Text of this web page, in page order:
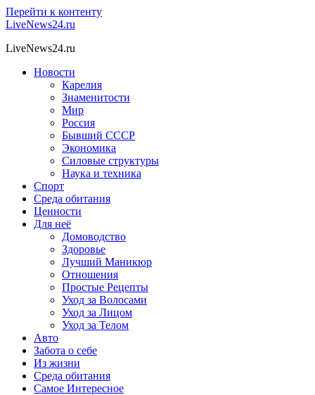
Перейти к контенту
LiveNews24.ru
LiveNews24.ru
Новости
Карелия
Знаменитости
Мир
Россия
Бывший СССР
Экономика
Силовые структуры
Наука и техника
Спорт
Среда обитания
Ценности
Для неё
Домоводство
Здоровье
Лучший Маникюр
Отношения
Простые Рецепты
Уход за Волосами
Уход за Лицом
Уход за Телом
Авто
Забота о себе
Из жизни
Среда обитания
Самое Интересное